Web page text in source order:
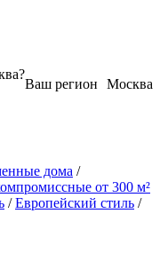
Москва
Ваш регион
?
дома /
от 300 м²
/Европейский стиль /